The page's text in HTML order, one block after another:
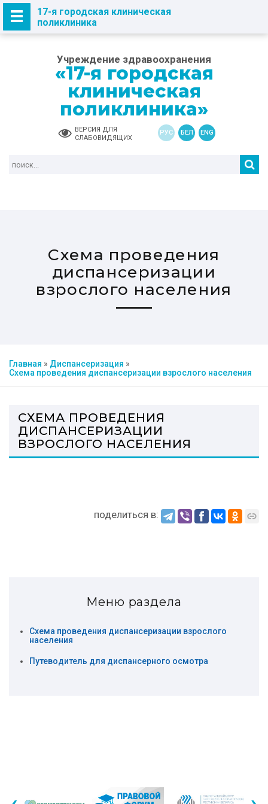
Учреждение здравоохранения
«17-я городская
клиническая
поликлиника»
ВЕРСИЯ ДЛЯ
СЛАБОВИДЯЩИХ
РУС БЕЛ ENG
17-я городская клиническая
поликлиника
Схема проведения
диспансеризации
взрослого населения
Главная » Диспансеризация »
Схема проведения диспансеризации взрослого населения
СХЕМА ПРОВЕДЕНИЯ
ДИСПАНСЕРИЗАЦИИ
ВЗРОСЛОГО НАСЕЛЕНИЯ
поделиться в:
Меню раздела
Схема проведения диспансеризации взрослого
населения
Путеводитель для диспансерного осмотра